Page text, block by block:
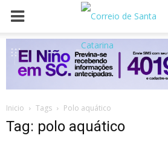
Inicio Tags Polo aquático
Tag: polo aquático